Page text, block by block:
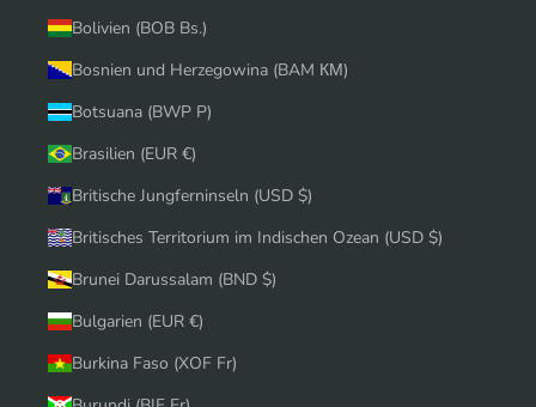
Bolivien (BOB Bs.)
Bosnien und Herzegowina (BAM КМ)
Botsuana (BWP P)
Brasilien (EUR €)
Britische Jungferninseln (USD $)
Britisches Territorium im Indischen Ozean (USD $)
Brunei Darussalam (BND $)
Bulgarien (EUR €)
Burkina Faso (XOF Fr)